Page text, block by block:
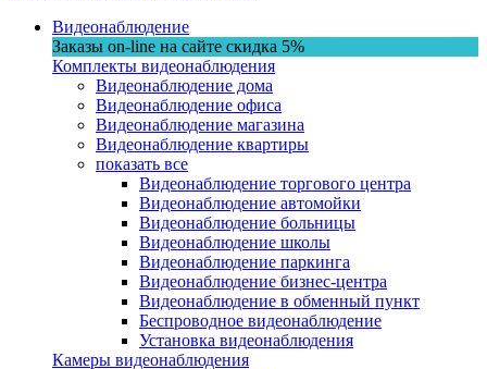
Видеонаблюдение
Заказы on-line на сaйте скидка 5%
Комплекты видеонаблюдения
Видеонаблюдение дома
Видеонаблюдение офиса
Видеонаблюдение магазина
Видеонаблюдение квартиры
показать все
Видеонаблюдение торгового центра
Видеонаблюдение автомойки
Видеонаблюдение больницы
Видеонаблюдение школы
Видеонаблюдение паркинга
Видеонаблюдение бизнес-центра
Видеонаблюдение в обменный пункт
Беспроводное видеонаблюдение
Установка видеонаблюдения
Камеры видеонаблюдения